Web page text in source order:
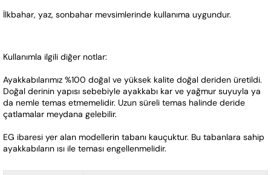
İlkbahar, yaz, sonbahar mevsimlerinde kullanıma uygundur.
Kullanımla ilgili diğer notlar:
Ayakkabılarımız %100 doğal ve yüksek kalite doğal deriden üretildi.
Doğal derinin yapısı sebebiyle ayakkabı kar ve yağmur suyuyla ya
da nemle temas etmemelidir. Uzun süreli temas halinde deride
çatlamalar meydana gelebilir.
EG ibaresi yer alan modellerin tabanı kauçuktur. Bu tabanlara sahip
ayakkabıların ısı ile teması engellenmelidir.